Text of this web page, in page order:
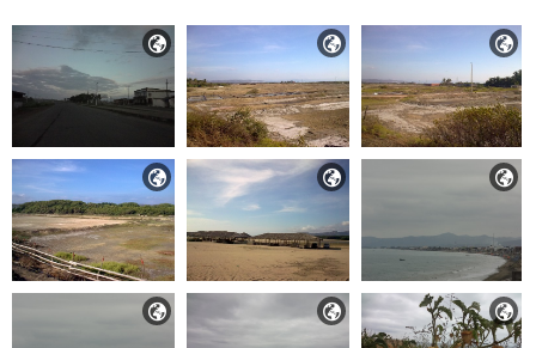
  
  
  